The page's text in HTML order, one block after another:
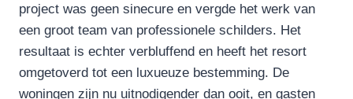
project was geen sinecure en vergde het werk van
een groot team van professionele schilders. Het
resultaat is echter verbluffend en heeft het resort
omgetoverd tot een luxueuze bestemming. De
woningen zijn nu uitnodigender dan ooit, en gasten